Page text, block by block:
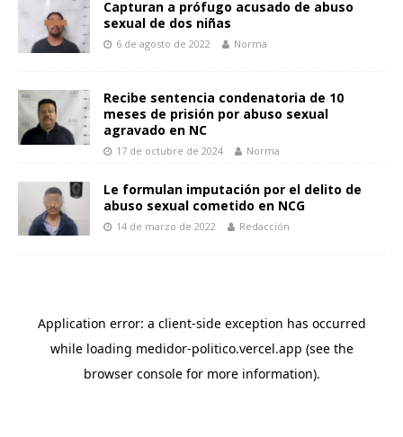
Capturan a prófugo acusado de abuso
sexual de dos niñas
6 de agosto de 2022 Norma
Recibe sentencia condenatoria de 10
meses de prisión por abuso sexual
agravado en NC
17 de octubre de 2024 Norma
Le formulan imputación por el delito de
abuso sexual cometido en NCG
14 de marzo de 2022 Redacción